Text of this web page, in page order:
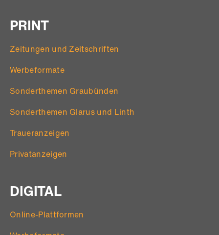
PRINT
Zeitungen und Zeitschriften
Werbeformate
Sonderthemen Graubünden
Sonderthemen Glarus und Linth
Traueranzeigen
Privatanzeigen
DIGITAL
Online-Plattformen